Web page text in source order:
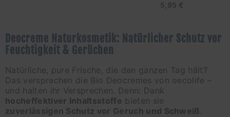
Regulärer
5,95 €
Deocreme Naturkosmetik: Natürlicher Schutz vor
Feuchtigkeit & Gerüchen
Natürliche, pure Frische, die den ganzen Tag hält?
Das versprechen die Bio Deocremes von oecolife –
und halten ihr Versprechen. Denn: Dank
hocheffektiver Inhaltsstoffe bieten sie
zuverlässigen Schutz vor Geruch und Schweiß